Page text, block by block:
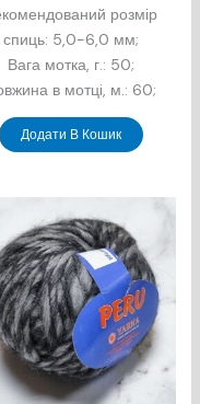
розмір
спиць: 5,0-6,0 мм;
Вага мотка, г.: 50;
в мотцi, м.: 60;
Додати В Кошик